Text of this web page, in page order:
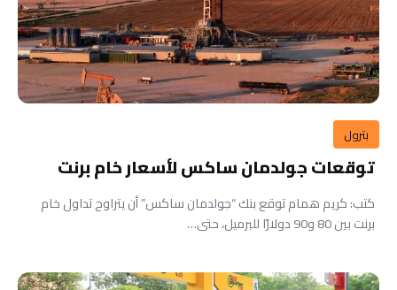
بترول
توقعات جولدمان ساكس لأسعار خام برنت
كتب: كريم همام توقع بنك “جولدمان ساكس” أن يتراوح تداول خام
برنت بين 80 و90 دولارًا للبرميل، حتى…